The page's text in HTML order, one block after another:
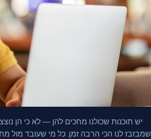
יש תוכנות שכולנו מחכים להן — לא כי הן
שמבזבז לנו הכי הרבה זמן. כל מי שעובד מול